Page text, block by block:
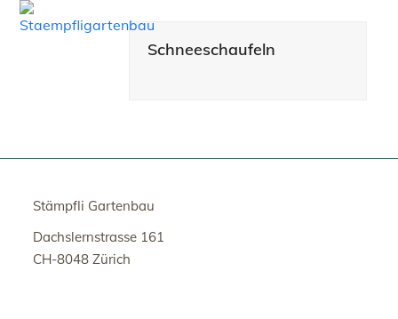
SkipOpen
Close
Schneeschaufeln
Stämpfli Gartenbau
Dachslernstrasse 161
CH-8048 Zürich